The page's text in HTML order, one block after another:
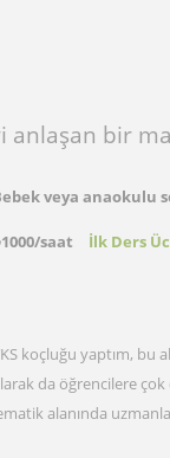
anlaşan bir
veya anaokulu
1000/saat İlk Ders
koçluğu yaptım,
da öğrencilere
alanında